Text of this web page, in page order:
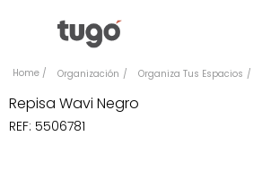
Organización Organiza Tus Espacios
Repisa Wavi Negro
REF: 5506781
Comedor
Escritorio